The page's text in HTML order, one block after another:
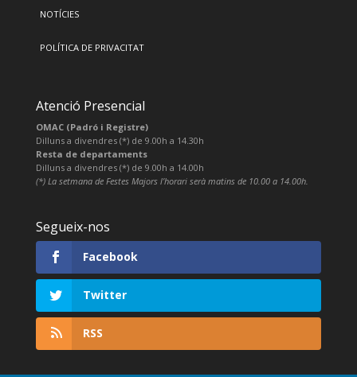
NOTÍCIES
POLÍTICA DE PRIVACITAT
Atenció Presencial
OMAC (Padró i Registre)
Dilluns a divendres (*) de 9.00h a 14.30h
Resta de departaments
Dilluns a divendres (*) de 9.00h a 14.00h
(*) La setmana de Festes Majors l’horari serà matins de 10.00 a 14.00h.
Segueix-nos
Facebook
Twitter
RSS